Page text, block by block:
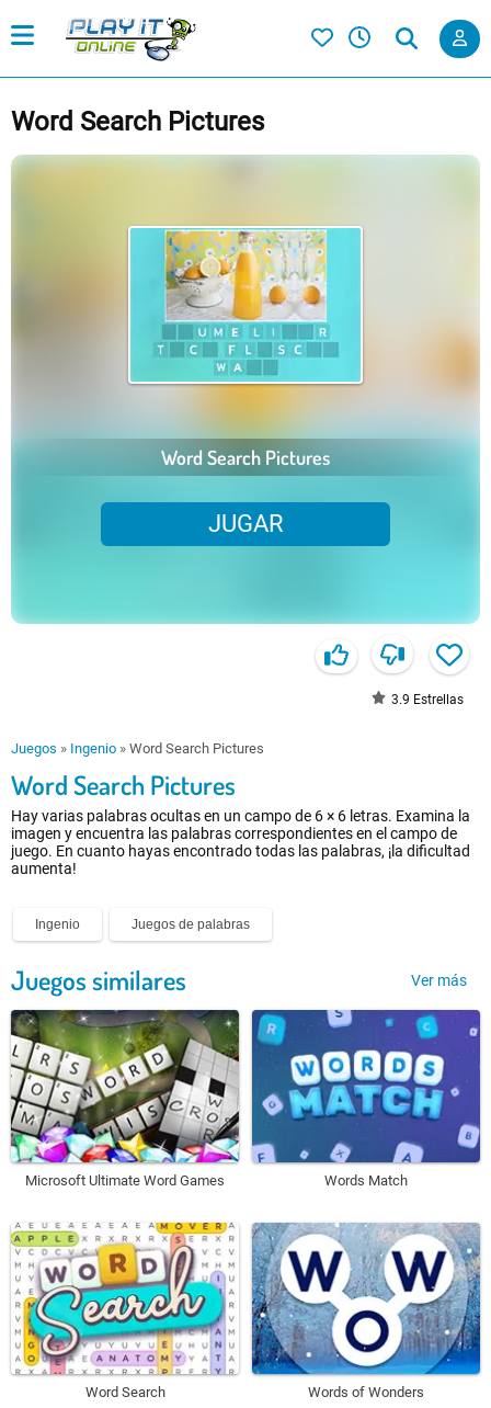
Word Search Pictures
Word Search Pictures
JUGAR
3.9 Estrellas
Juegos » Ingenio » Word Search Pictures
Word Search Pictures
Hay varias palabras ocultas en un campo de 6 × 6 letras. Examina la
imagen y encuentra las palabras correspondientes en el campo de
juego. En cuanto hayas encontrado todas las palabras, ¡la dificultad
aumenta!
Ingenio Juegos de palabras
Juegos similares Ver más
Microsoft Ultimate Word Games Words Match
Word Search Words of Wonders